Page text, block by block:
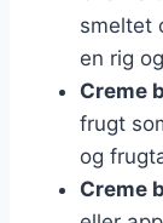
smeltet
en rig
Creme
frugt
og
Creme